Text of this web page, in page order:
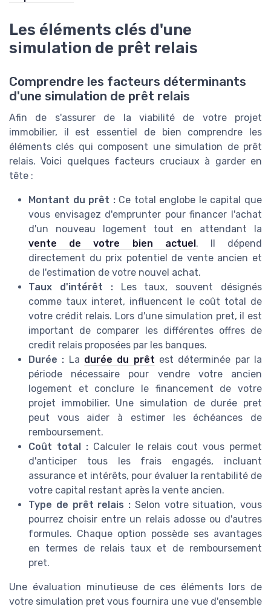
Les éléments clés d'une
simulation de prêt relais
Comprendre les facteurs déterminants
d'une simulation de prêt relais
Afin de s'assurer de la viabilité de votre projet
immobilier, il est essentiel de bien comprendre les
éléments clés qui composent une simulation de prêt
relais. Voici quelques facteurs cruciaux à garder en
tête :
Montant du prêt :Ce total englobe le capital que
vous envisagez d'emprunter pour financer l'achat
d'un nouveau logement tout en attendant la
vente de votre bien actuel. Il dépend
directement du prix potentiel de vente ancien et
de l'estimation de votre nouvel achat.
Taux d'intérêt :Les taux, souvent désignés
comme taux interet, influencent le coût total de
votre crédit relais. Lors d'une simulation pret, il est
important de comparer les différentes offres de
credit relais proposées par les banques.
Durée : La durée du prêt est déterminée par la
période nécessaire pour vendre votre ancien
logement et conclure le financement de votre
projet immobilier. Une simulation de durée pret
peut vous aider à estimer les échéances de
remboursement.
Coût total :Calculer le relais cout vous permet
d'anticiper tous les frais engagés, incluant
assurance et intérêts, pour évaluer la rentabilité de
votre capital restant après la vente ancien.
Type de prêt relais : Selon votre situation, vous
pourrez choisir entre un relais adosse ou d'autres
formules. Chaque option possède ses avantages
en termes de relais taux et de remboursement
pret.
Une évaluation minutieuse de ces éléments lors de
votre simulation pret vous fournira une vue d'ensemble